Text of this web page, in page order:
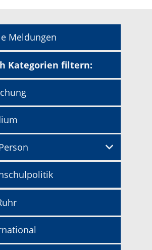
Meldungen
Kategorien filtern: